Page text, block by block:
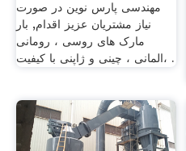
مهندسی پارس نوین در صورت
نیاز مشتریان عزیز اقدام, بار
مارک های روسی ، رومانی
،المانی ، چینی و ژاپنی با کیفیت .